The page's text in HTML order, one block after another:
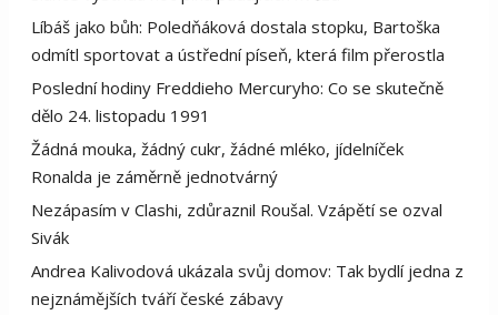
Líbáš jako bůh: Poledňáková dostala stopku, Bartoška
odmítl sportovat a ústřední píseň, která film přerostla
Poslední hodiny Freddieho Mercuryho: Co se skutečně
dělo 24. listopadu 1991
Žádná mouka, žádný cukr, žádné mléko, jídelníček
Ronalda je záměrně jednotvárný
Nezápasím v Clashi, zdůraznil Roušal. Vzápětí se ozval
Sivák
Andrea Kalivodová ukázala svůj domov: Tak bydlí jedna z
nejznámějších tváří české zábavy